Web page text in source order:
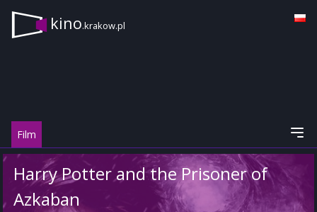
kino.krakow.pl
Film
Harry Potter and the Prisoner of
Azkaban